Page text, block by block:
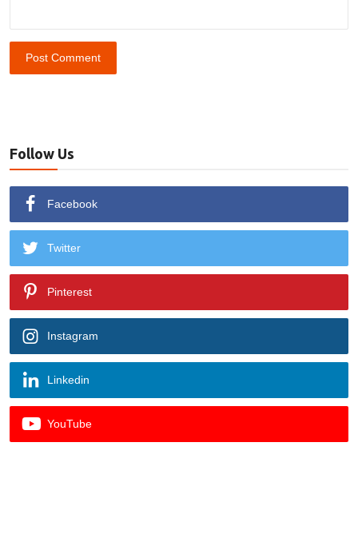
Post Comment
Follow Us
Facebook
Twitter
Pinterest
Instagram
Linkedin
YouTube